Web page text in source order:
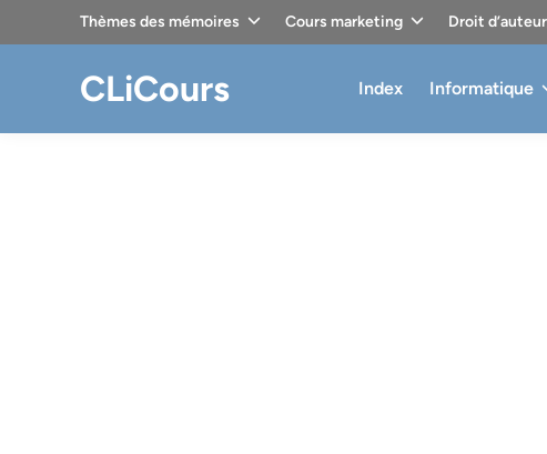
Thèmes des mémoires Cours marketing Droit
CLiCours Index Informatique